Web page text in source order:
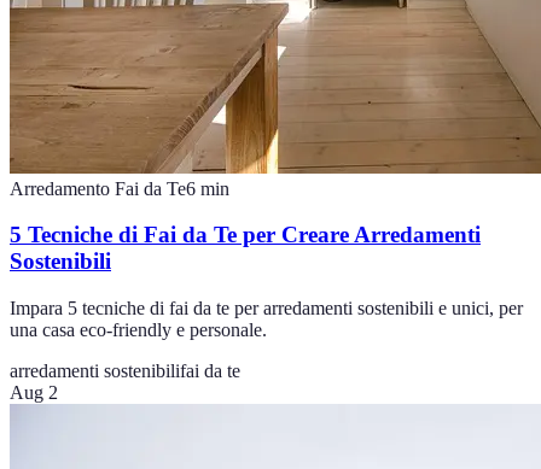
Arredamento Fai da Te6 min
5 Tecniche di Fai da Te per Creare Arredamenti
Sostenibili
Impara 5 tecniche di fai da te per arredamenti sostenibili e unici, per
una casa eco-friendly e personale.
arredamenti sostenibilifai da te
Aug 2